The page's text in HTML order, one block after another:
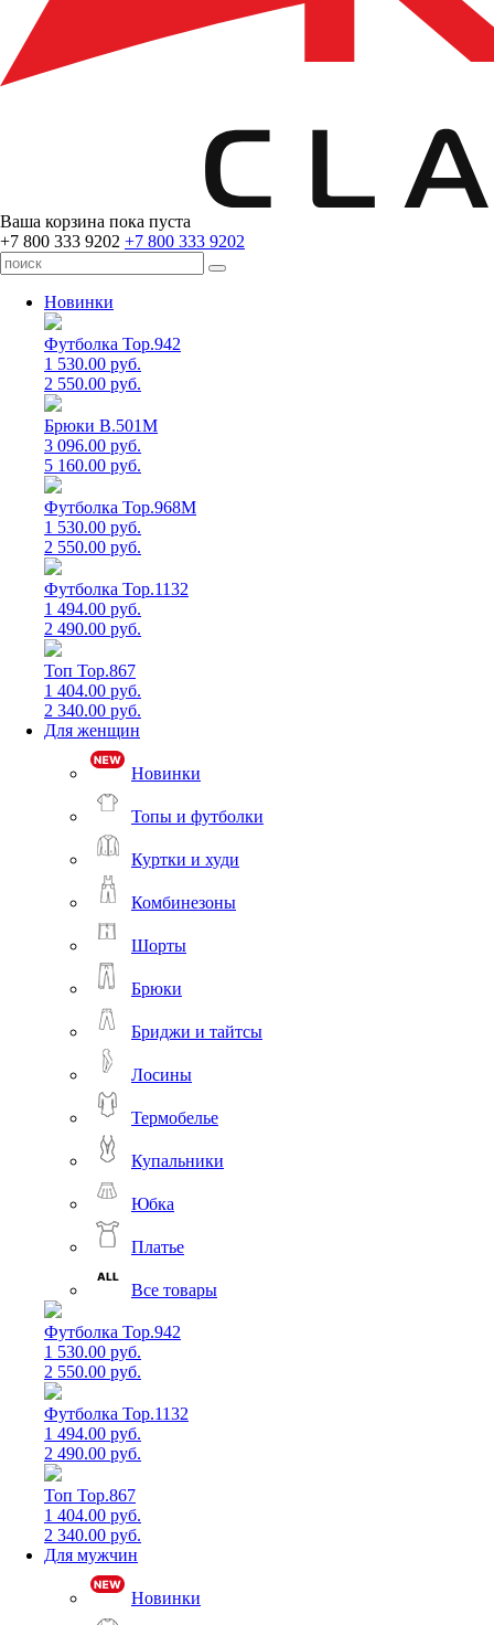
Ваша корзина пока пуста
+7 800 333 9202 +7 800 333 9202
Новинки
Футболка Top.942
1 530.00 руб.
2 550.00 руб.
Брюки B.501M
3 096.00 руб.
5 160.00 руб.
Футболка Top.968M
1 530.00 руб.
2 550.00 руб.
Футболка Top.1132
1 494.00 руб.
2 490.00 руб.
Топ Top.867
1 404.00 руб.
2 340.00 руб.
Для женщин
Новинки
Топы и футболки
Куртки и худи
Комбинезоны
Шорты
Брюки
Бриджи и тайтсы
Лосины
Термобелье
Купальники
Юбка
Платье
Все товары
Футболка Top.942
1 530.00 руб.
2 550.00 руб.
Футболка Top.1132
1 494.00 руб.
2 490.00 руб.
Топ Top.867
1 404.00 руб.
2 340.00 руб.
Для мужчин
Новинки